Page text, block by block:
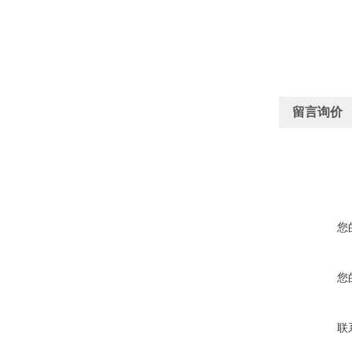
留言询价
您
您
联